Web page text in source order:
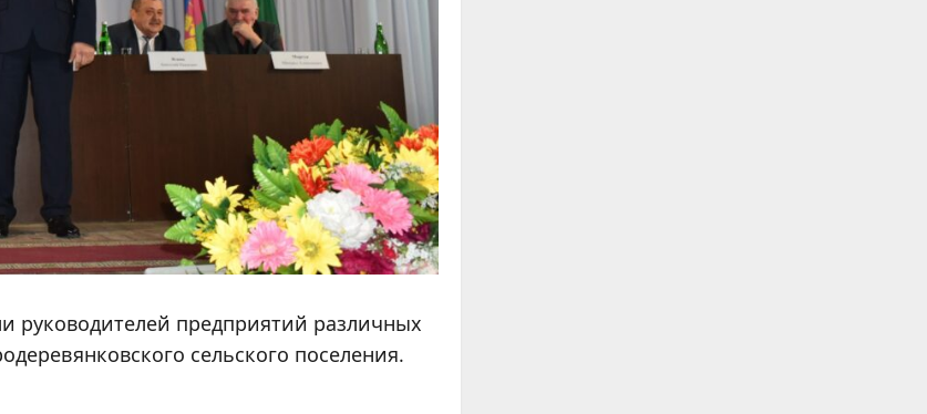
руководителей предприятий различных
сельского поселения.